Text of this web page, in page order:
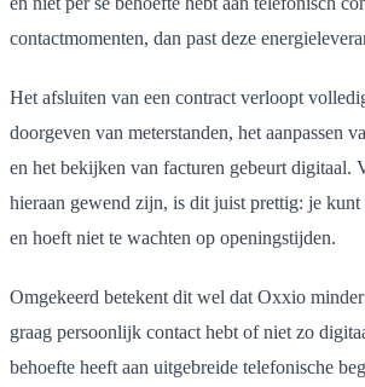
contactmomenten, dan past deze
Het afsluiten van een contract verloopt
doorgeven van meterstanden, het aanpassen
en het bekijken van facturen gebeurt digitaal.
hieraan gewend zijn, is dit juist prettig: je
en hoeft niet te wachten op openingstijden.
Omgekeerd betekent dit wel dat Oxxio
graag persoonlijk contact hebt of niet zo
behoefte heeft aan uitgebreide telefonische